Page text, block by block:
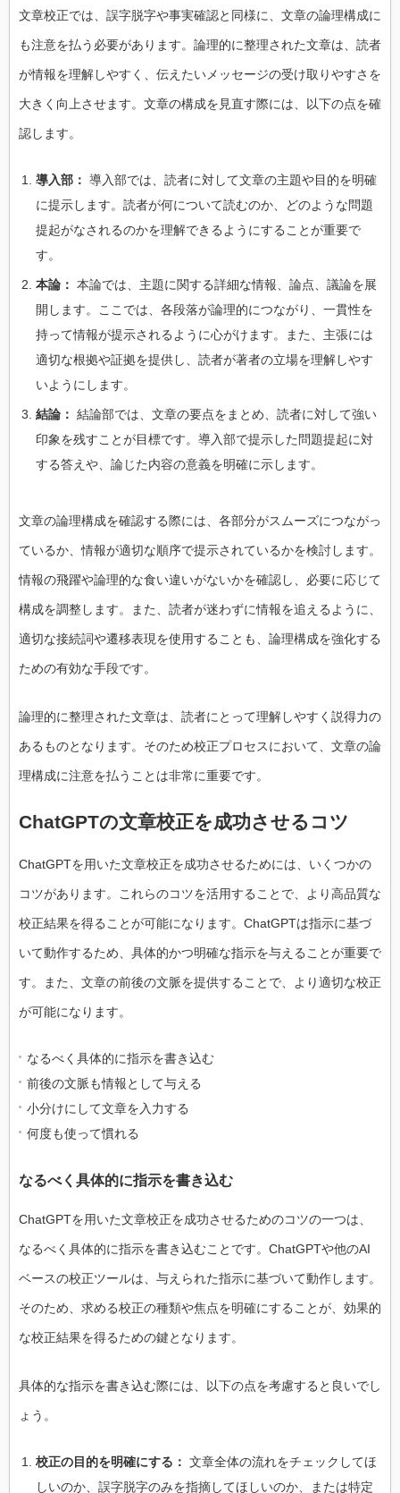
文章校正では、誤字脱字や事実確認と同様に、文章の論理構成に
も注意を払う必要があります。論理的に整理された文章は、読者
が情報を理解しやすく、伝えたいメッセージの受け取りやすさを
大きく向上させます。文章の構成を見直す際には、以下の点を確
認します。
導入部： 導入部では、読者に対して文章の主題や目的を明確
に提示します。読者が何について読むのか、どのような問題
提起がなされるのかを理解できるようにすることが重要で
す。
本論： 本論では、主題に関する詳細な情報、論点、議論を展
開します。ここでは、各段落が論理的につながり、一貫性を
持って情報が提示されるように心がけます。また、主張には
適切な根拠や証拠を提供し、読者が著者の立場を理解しやす
いようにします。
結論： 結論部では、文章の要点をまとめ、読者に対して強い
印象を残すことが目標です。導入部で提示した問題提起に対
する答えや、論じた内容の意義を明確に示します。
文章の論理構成を確認する際には、各部分がスムーズにつながっ
ているか、情報が適切な順序で提示されているかを検討します。
情報の飛躍や論理的な食い違いがないかを確認し、必要に応じて
構成を調整します。また、読者が迷わずに情報を追えるように、
適切な接続詞や遷移表現を使用することも、論理構成を強化する
ための有効な手段です。
論理的に整理された文章は、読者にとって理解しやすく説得力の
あるものとなります。そのため校正プロセスにおいて、文章の論
理構成に注意を払うことは非常に重要です。
ChatGPTの文章校正を成功させるコツ
ChatGPTを用いた文章校正を成功させるためには、いくつかの
コツがあります。これらのコツを活用することで、より高品質な
校正結果を得ることが可能になります。ChatGPTは指示に基づ
いて動作するため、具体的かつ明確な指示を与えることが重要で
す。また、文章の前後の文脈を提供することで、より適切な校正
が可能になります。
なるべく具体的に指示を書き込む
前後の文脈も情報として与える
小分けにして文章を入力する
何度も使って慣れる
なるべく具体的に指示を書き込む
ChatGPTを用いた文章校正を成功させるためのコツの一つは、
なるべく具体的に指示を書き込むことです。ChatGPTや他のAI
ベースの校正ツールは、与えられた指示に基づいて動作します。
そのため、求める校正の種類や焦点を明確にすることが、効果的
な校正結果を得るための鍵となります。
具体的な指示を書き込む際には、以下の点を考慮すると良いでし
ょう。
校正の目的を明確にする： 文章全体の流れをチェックしてほ
しいのか、誤字脱字のみを指摘してほしいのか、または特定